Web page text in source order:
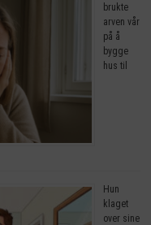
brukte
arven vår
på å
bygge
hus til
Hun
klaget
over sine